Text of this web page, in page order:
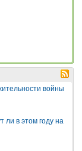
войны
ли в этом году на